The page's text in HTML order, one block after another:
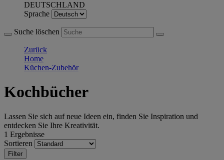
DEUTSCHLAND
Sprache
Suche löschen
Zurück
Home
Küchen-Zubehör
Kochbücher
Lassen Sie sich auf neue Ideen ein, finden Sie Inspiration und
entdecken Sie Ihre Kreativität.
1 Ergebnisse
Sortieren
Filter